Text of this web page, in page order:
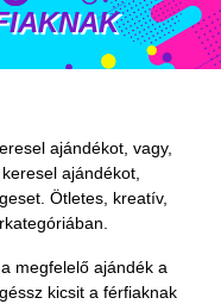
ajándékot, vagy,
ajándékot,
Ötletes, kreatív,
megfelelő ajándék a
kicsit a férfiaknak